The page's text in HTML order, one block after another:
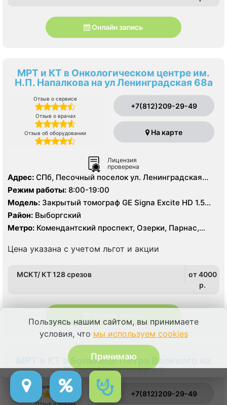
Онлайн запись
МРТ и КТ в Онкологическом центре им.
Н.П. Напалкова на ул Ленинградская 68а
Отзыв о сервисе
Отзыв о врачах
Отзыв об оборудовании
+7(812)209-29-49
На карте
Лицензия
проверена
Адрес: СПб, Песочный поселок ул. Ленинградская
д.68а
Режим работы: 8:00-19:00
Модель: Закрытый томограф GE Signa Excite HD 1.5
Тесла, Siemens Magnetom 1.5 Тесла, КТ Philips
Brilliance 128 срезов
Район: Выборгский
Метро: Комендантский проспект, Озерки, Парнас,
Цена указана с учетом льгот и акции
МСКТ/ КТ 128 срезов
от 4000
p.
МРТ и КТ в Больнице Петра Великого на
Пискаревском пр 47
Отзыв о сервисе
Отзыв о врачах
+7(812)209-29-49
Пользуясь нашим сайтом, вы принимаете
условия, что мы используем cookies
Принимаю